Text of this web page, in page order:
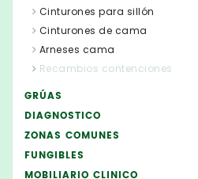
Cinturones para sillón
Cinturones de cama
Arneses cama
Recambios contenciones
GRÚAS
DIAGNOSTICO
ZONAS COMUNES
FUNGIBLES
MOBILIARIO CLINICO